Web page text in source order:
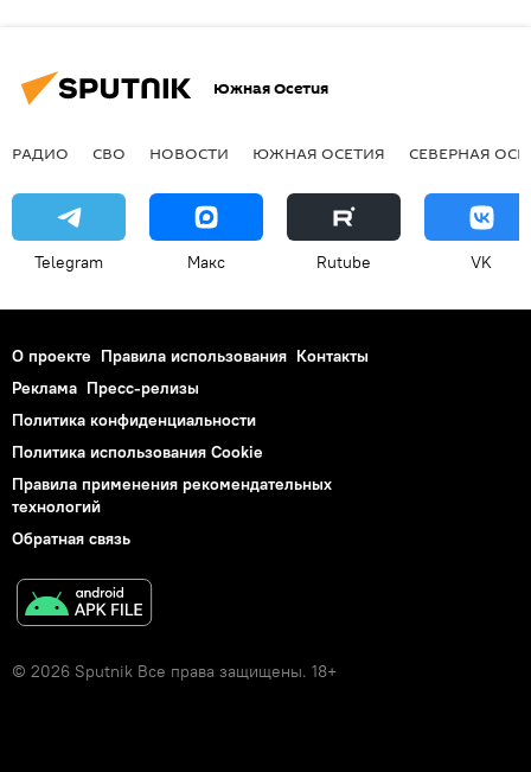
Южная Осетия
РАДИО СВО НОВОСТИ ЮЖНАЯ ОСЕТИЯ СЕВЕРНАЯ
Telegram Макс Rutube VK
О проекте Правила использования Контакты
Реклама Пресс-релизы
Политика конфиденциальности
Политика использования Cookie
Правила применения рекомендательных
технологий
Обратная связь
© 2026 Sputnik Все права защищены. 18+